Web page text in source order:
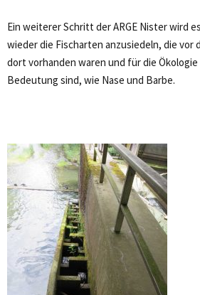
Ein weiterer Schritt der ARGE Nister wird
wieder die Fischarten anzusiedeln, die vor
dort vorhanden waren und für die
Bedeutung sind, wie Nase und Barbe.